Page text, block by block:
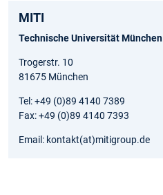
MITI
Technische Universität München
Trogerstr. 10
81675 München
Tel: +49 (0)89 4140 7389
Fax: +49 (0)89 4140 7393
Email: kontakt(at)mitigroup.de